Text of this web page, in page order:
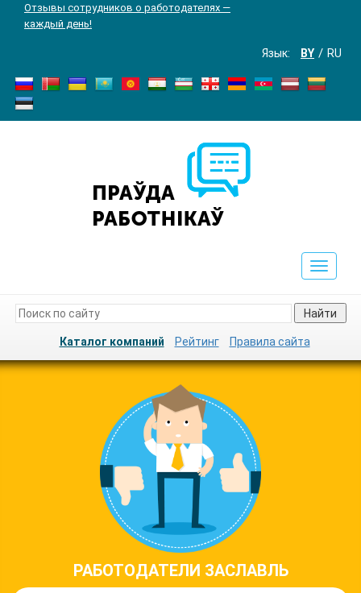
Отзывы сотрудников о работодателях —
каждый день!
Язык: BY RU
Toggle
Найти
Каталог компаний Рейтинг Правила сайта
РАБОТОДАТЕЛИ ЗАСЛАВЛЬ